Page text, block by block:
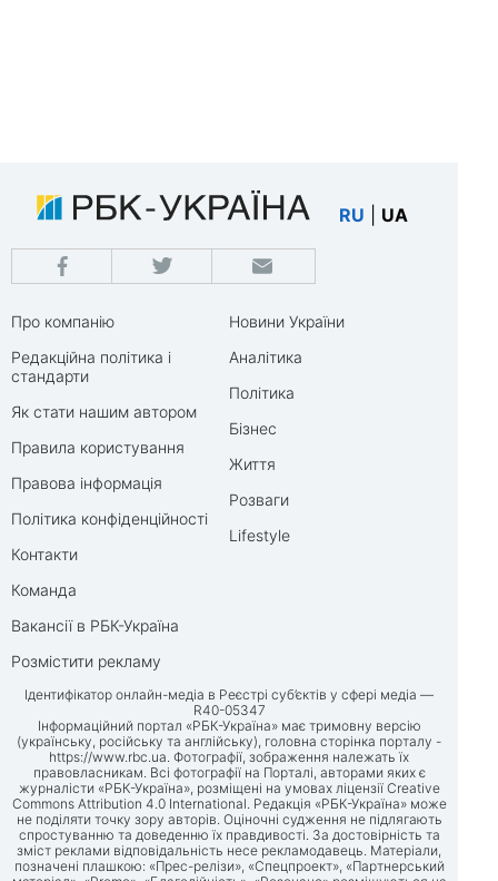
RU UA
Про компанію
Редакційна політика і
стандарти
Як стати нашим автором
Правила користування
Правова інформація
Політика конфіденційності
Контакти
Команда
Вакансії в РБК-Україна
Розмістити рекламу
Новини України
Аналітика
Політика
Бізнес
Життя
Розваги
Lifestyle
Ідентифікатор онлайн-медіа в Реєстрі суб’єктів у сфері медіа —
R40-05347
Інформаційний портал «РБК-Україна» має тримовну версію
(українську, російську та англійську), головна сторінка порталу -
https://www.rbc.ua. Фотографії, зображення належать їх
правовласникам. Всі фотографії на Порталі, авторами яких є
журналісти «РБК-Україна», розміщені на умовах ліцензії Creative
Commons Attribution 4.0 International. Редакція «РБК-Україна» може
не поділяти точку зору авторів. Оціночні судження не підлягають
спростуванню та доведенню їх правдивості. За достовірність та
зміст реклами відповідальність несе рекламодавець. Матеріали,
позначені плашкою: «Прес-релізи», «Спецпроект», «Партнерський